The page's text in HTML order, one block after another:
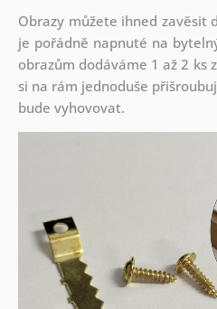
Obrazy můžete ihned zavěsit
je pořádně napnuté na
obrazům dodáváme 1 až 2 ks
si na rám jednoduše
bude vyhovovat.